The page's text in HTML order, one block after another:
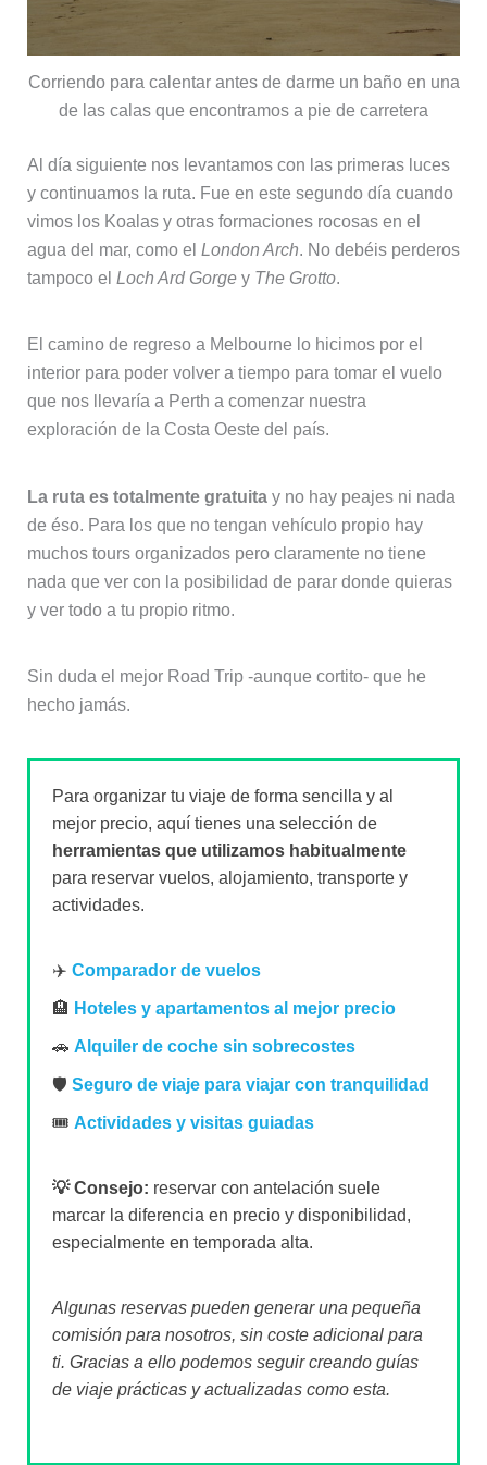
Corriendo para calentar antes de darme un baño en una
de las calas que encontramos a pie de carretera
Al día siguiente nos levantamos con las primeras luces
y continuamos la ruta. Fue en este segundo día cuando
vimos los Koalas y otras formaciones rocosas en el
agua del mar, como el London Arch. No debéis perderos
tampoco el Loch Ard Gorgey The Grotto.
El camino de regreso a Melbourne lo hicimos por el
interior para poder volver a tiempo para tomar el vuelo
que nos llevaría a Perth a comenzar nuestra
exploración de la Costa Oeste del país.
La ruta es totalmente gratuitay no hay peajes ni nada
de éso. Para los que no tengan vehículo propio hay
muchos tours organizados pero claramente no tiene
nada que ver con la posibilidad de parar donde quieras
y ver todo a tu propio ritmo.
Sin duda el mejor Road Trip -aunque cortito- que he
hecho jamás.
Para organizar tu viaje de forma sencilla y al
mejor precio, aquí tienes una selección de
herramientas que utilizamos habitualmente
para reservar vuelos, alojamiento, transporte y
actividades.
✈️ Comparador de vuelos
🏨 Hoteles y apartamentos al mejor precio
🚗 Alquiler de coche sin sobrecostes
🛡️ Seguro de viaje para viajar con tranquilidad
🎟️ Actividades y visitas guiadas
💡 Consejo: reservar con antelación suele
marcar la diferencia en precio y disponibilidad,
especialmente en temporada alta.
Algunas reservas pueden generar una pequeña
comisión para nosotros, sin coste adicional para
ti. Gracias a ello podemos seguir creando guías
de viaje prácticas y actualizadas como esta.